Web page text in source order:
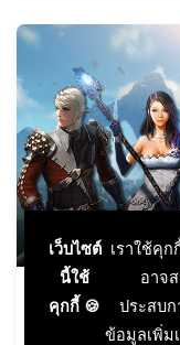
ข่าวเกม PC
ทำความรู้จัก 8
เว็บไซต์
นี้ใช้
คุกกี้ 🍪
เราใช้คุ
อาจ
ประสบ
ข้อมูลเพิ่ม